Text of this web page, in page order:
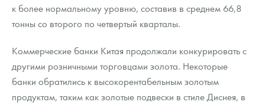
к более нормальному уровню, составив в среднем 66,8
тонны со второго по четвертый кварталы.
Коммерческие банки Китая продолжали конкурировать с
другими розничными торговцами золота. Некоторые
банки обратились к высокорентабельным золотым
продуктам, таким как золотые подвески в стиле Диснея, в